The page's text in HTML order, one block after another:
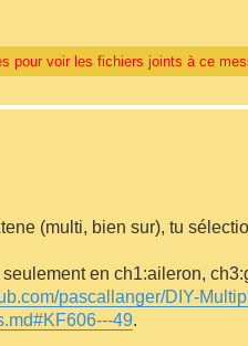
pour voir les fichiers joints à ce
(multi, bien sur), tu
en ch1:aileron,
pascallanger/DIY-
49.